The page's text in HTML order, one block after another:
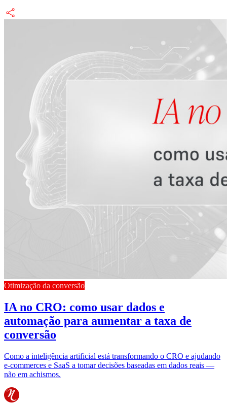
Otimização da conversão
IA no CRO: como usar dados e
automação para aumentar a taxa de
conversão
Como a inteligência artificial está transformando o CRO e ajudando
e-commerces e SaaS a tomar decisões baseadas em dados reais —
não em achismos.